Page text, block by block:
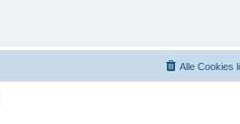
Alle Cookies